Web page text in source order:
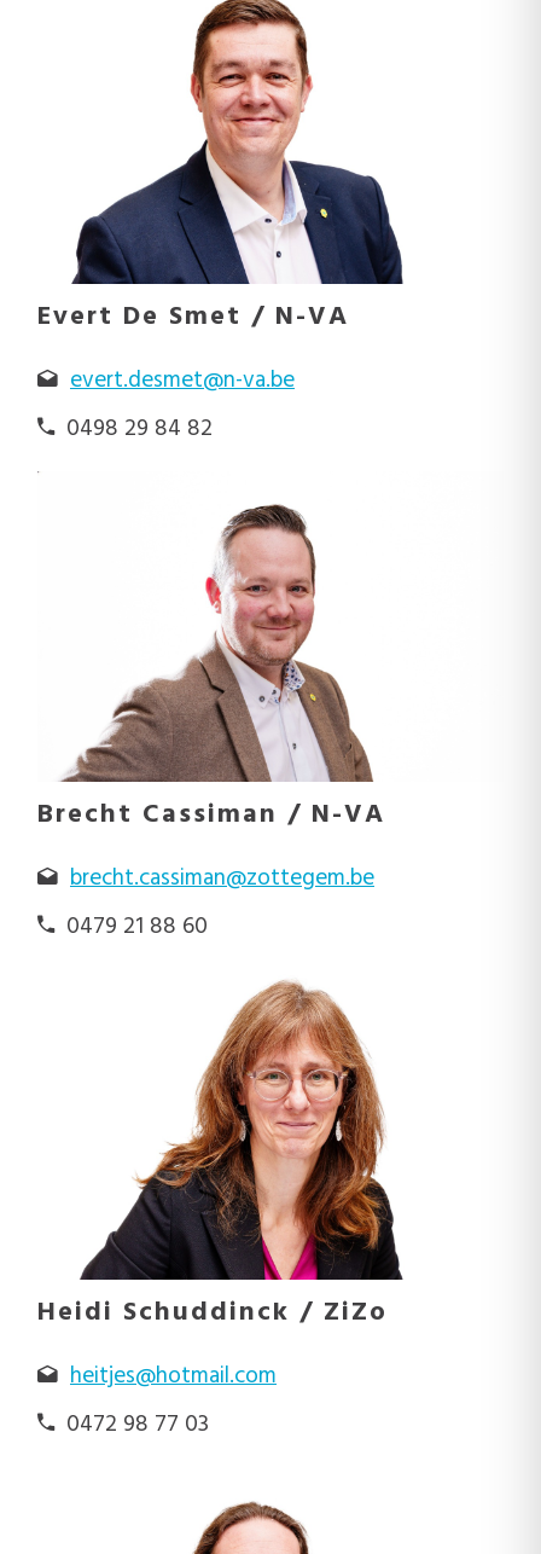
Evert De Smet / N-VA
evert.desmet@n-va.be
0498 29 84 82
Brecht Cassiman / N-VA
brecht.cassiman@zottegem.be
0479 21 88 60
Heidi Schuddinck / ZiZo
heitjes@hotmail.com
0472 98 77 03